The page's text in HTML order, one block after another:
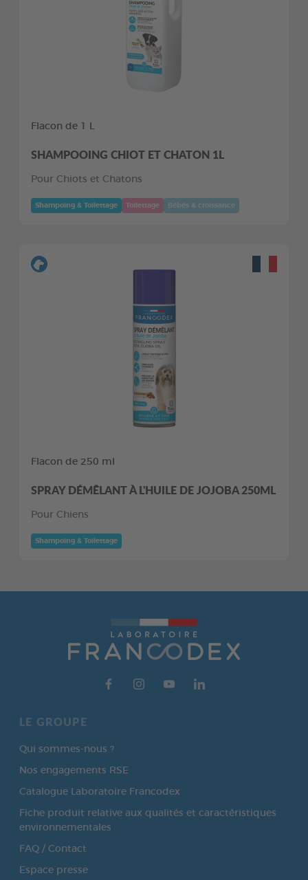
Flacon de 1 L
SHAMPOOING CHIOT ET CHATON 1L
Pour Chiots et Chatons
Shampoing & Toilettage Toilettage Bébés & croissance
Flacon de 250 ml
SPRAY DÉMÊLANT À L'HUILE DE JOJOBA 250ML
Pour Chiens
Shampoing & Toilettage
LE GROUPE
Qui sommes-nous ?
Nos engagements RSE
Catalogue Laboratoire Francodex
Fiche produit relative aux qualités et caractéristiques
environnementales
FAQ / Contact
Espace presse